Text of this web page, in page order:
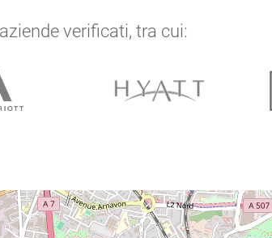
verificati, tra cui: